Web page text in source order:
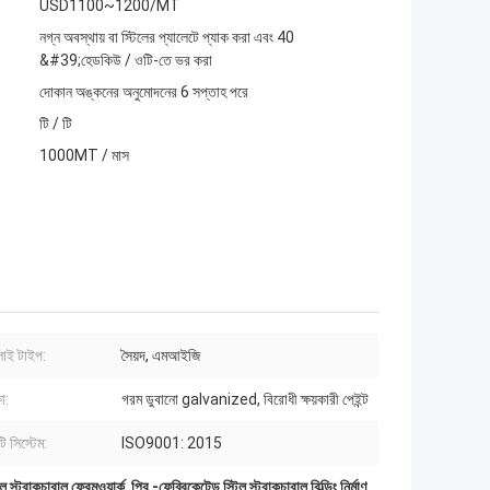
USD1100~1200/MT
নগ্ন অবস্থায় বা স্টিলের প্যালেটে প্যাক করা এবং 40
&#39;হেডকিউ / ওটি-তে ভর করা
দোকান অঙ্কনের অনুমোদনের 6 সপ্তাহ পরে
টি / টি
1000MT / মাস
টাইপ: সৈয়দ, এমআইজি
গরম ডুবানো galvanized, বিরোধী ক্ষয়কারী পেইন্ট
সিস্টেম: ISO9001: 2015